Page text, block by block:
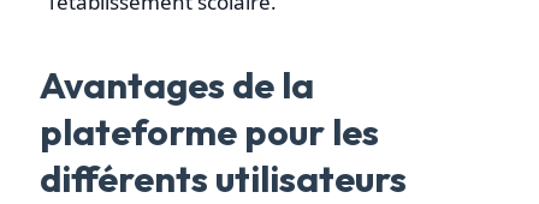
Avantages de la
plateforme pour les
différents utilisateurs